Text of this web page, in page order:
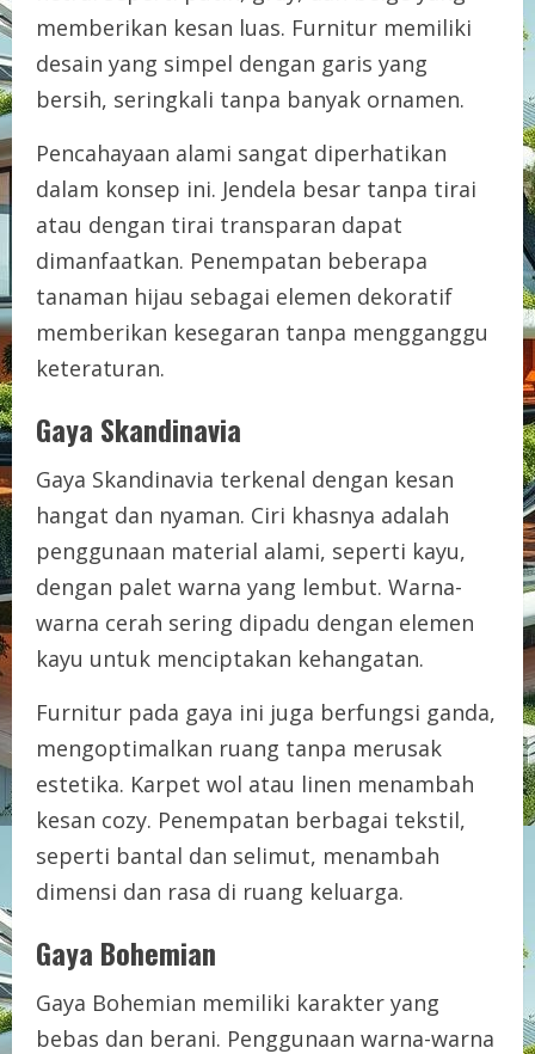
memberikan kesan luas. Furnitur memiliki
desain yang simpel dengan garis yang
bersih, seringkali tanpa banyak ornamen.
Pencahayaan alami sangat diperhatikan
dalam konsep ini. Jendela besar tanpa tirai
atau dengan tirai transparan dapat
dimanfaatkan. Penempatan beberapa
tanaman hijau sebagai elemen dekoratif
memberikan kesegaran tanpa mengganggu
keteraturan.
Gaya Skandinavia
Gaya Skandinavia terkenal dengan kesan
hangat dan nyaman. Ciri khasnya adalah
penggunaan material alami, seperti kayu,
dengan palet warna yang lembut. Warna-
warna cerah sering dipadu dengan elemen
kayu untuk menciptakan kehangatan.
Furnitur pada gaya ini juga berfungsi ganda,
mengoptimalkan ruang tanpa merusak
estetika. Karpet wol atau linen menambah
kesan cozy. Penempatan berbagai tekstil,
seperti bantal dan selimut, menambah
dimensi dan rasa di ruang keluarga.
Gaya Bohemian
Gaya Bohemian memiliki karakter yang
bebas dan berani. Penggunaan warna-warna